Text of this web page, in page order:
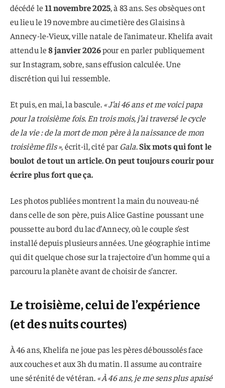
décédé le11 novembre 2025, à 83 ans. Ses obsèques ont
eu lieu le 19 novembre au cimetière des Glaisins à
Annecy-le-Vieux, ville natale de l’animateur. Khelifa avait
attendu le8 janvier 2026pour en parler publiquement
sur Instagram, sobre, sans effusion calculée. Une
discrétion qui lui ressemble.
Et puis, en mai, la bascule. « J’ai 46 ans et me voici papa
pour la troisième fois. En trois mois, j’ai traversé le cycle
de la vie : de la mort de mon père à la naissance de mon
troisième fils », écrit-il, cité parGala.Six mots qui font le
boulot de tout un article. On peut toujours courir pour
écrire plus fort que ça.
Les photos publiées montrent la main du nouveau-né
dans celle de son père, puis Alice Gastine poussant une
poussette au bord du lac d’Annecy, où le couple s’est
installé depuis plusieurs années. Une géographie intime
qui dit quelque chose sur la trajectoire d’un homme qui a
parcouru la planète avant de choisir de s’ancrer.
Le troisième, celui de l’expérience
(et des nuits courtes)
À 46 ans, Khelifa ne joue pas les pères déboussolés face
aux couches et aux 3h du matin. Il assume au contraire
une sérénité de vétéran. « À 46 ans, je me sens plus apaisé